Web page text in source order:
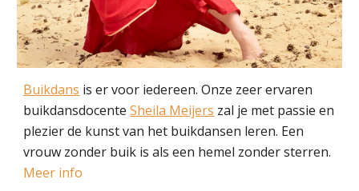
Buikdans is er voor iedereen.Onze zeer ervaren
buikdansdocenteSheila Meijers zal je met passie en
plezier de kunst van het buikdansen leren. Een
vrouw zonder buik is als een hemel zonder sterren.
Meer info